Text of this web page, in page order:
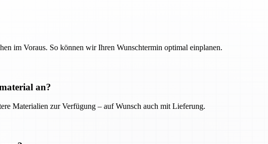
im Voraus. So können wir Ihren Wunschtermin optimal einplanen.
an?
Materialien zur Verfügung – auf Wunsch auch mit Lieferung.